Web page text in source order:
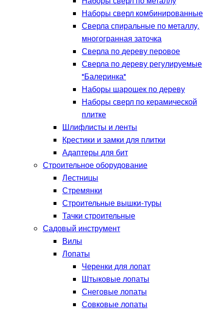
Наборы сверл комбинированные
Сверла спиральные по металлу,
многогранная заточка
Сверла по дереву перовое
Сверла по дереву регулируемые
"Балеринка"
Наборы шарошек по дереву
Наборы сверл по керамической
плитке
Шлифлисты и ленты
Крестики и замки для плитки
Адаптеры для бит
Строительное оборудование
Лестницы
Стремянки
Строительные вышки-туры
Тачки строительные
Садовый инструмент
Вилы
Лопаты
Черенки для лопат
Штыковые лопаты
Снеговые лопаты
Совковые лопаты